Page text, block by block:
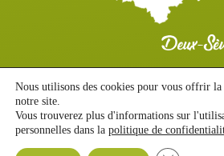
MENTIONS LÉGALES ET
Nous utilisons des cookies pour vous offrir
notre site.
Vous trouverez plus d'informations sur
personnelles dans la politique de